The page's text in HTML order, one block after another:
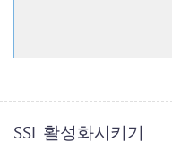
SSL 활성화시키기